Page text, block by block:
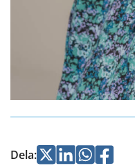
Dela:Jaa Jaa Jaa
Jaa